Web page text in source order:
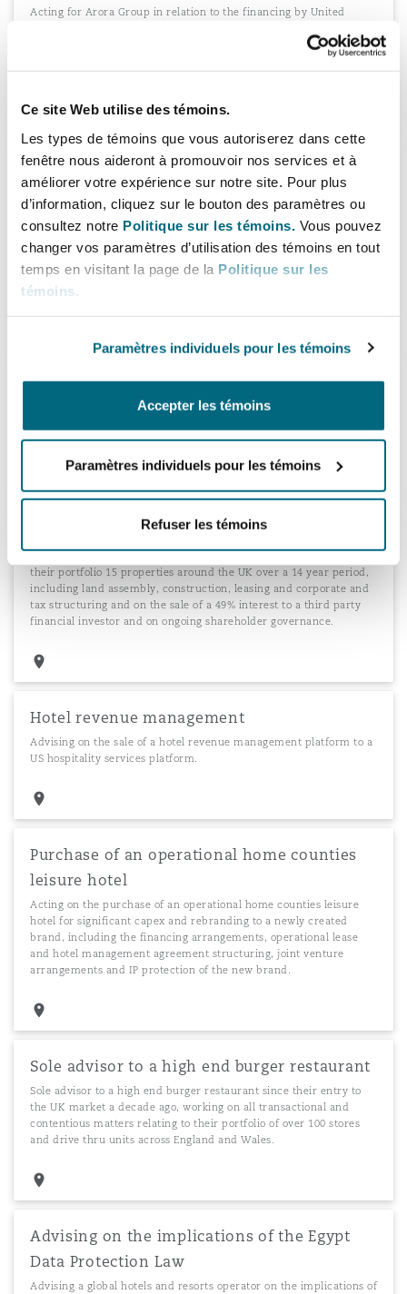
Ce site Web utilise des témoins.
Les types de témoins que vous autoriserez dans cette
fenêtre nous aideront à promouvoir nos services et à
améliorer votre expérience sur notre site. Pour plus
d’information, cliquez sur le bouton des paramètres ou
consultez notre Politique sur les témoins. Vous pouvez
changer vos paramètres d’utilisation des témoins en tout
temps en visitant la page de la Politique sur les
témoins
Paramètres individuels pour les témoins
Accepter les témoins
Paramètres individuels pour les témoins
Refuser les témoins
Acting for Arora Group in relation to the financing by United
Windsor and subsequent further financing of the Fairmont Hotel
by United Overseas Bank following the successful completion of
Four Seasons and DIFC hotel management
agreement negotiations
Negotiating the suite of hotel management agreements with Four
Seasons for the beach resort and the DIFC hotels in Dubai on
behalf of a high profile UAE company, including advising on
restaurant consultancy agreement for the Mina Brasserie with
Michael Mina.
Four Seasons Branded Residences
Advising the owner / developer of the new Four Seasons Branded
Harbour Hotel Group
their portfolio 15 properties around the UK over a 14 year period,
including land assembly, construction, leasing and corporate and
tax structuring and on the sale of a 49% interest to a third party
financial investor and on ongoing shareholder governance.
Hotel revenue management
Advising on the sale of a hotel revenue management platform to a
US hospitality services platform.
Purchase of an operational home counties
leisure hotel
Acting on the purchase of an operational home counties leisure
hotel for significant capex and rebranding to a newly created
brand, including the financing arrangements, operational lease
and hotel management agreement structuring, joint venture
arrangements and IP protection of the new brand.
Sole advisor to a high end burger restaurant
Sole advisor to a high end burger restaurant since their entry to
the UK market a decade ago, working on all transactional and
contentious matters relating to their portfolio of over 100 stores
and drive thru units across England and Wales.
Advising on the implications of the Egypt
Data Protection Law
Advising a global hotels and resorts operator on the implications of